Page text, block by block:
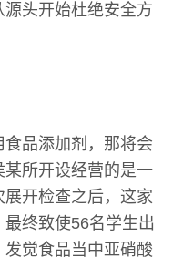
头开始杜绝安全方
品添加剂，那将会
所开设经营的是一
开检查之后，这家
终致使56名学生出
觉食品当中亚硝酸